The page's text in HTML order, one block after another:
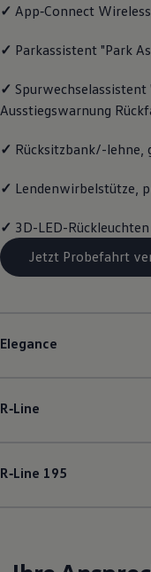
✓ App‑Connect
✓ Parkassistent "Park
✓ Spurwechselassistent
Ausstiegswarnung
✓ Rücksitzbank/-lehne,
✓ Lendenwirbelstütze,
✓ 3D-LED-Rückleuchten
Jetzt Probefahrt
Elegance
R‑Line
R‑Line 195